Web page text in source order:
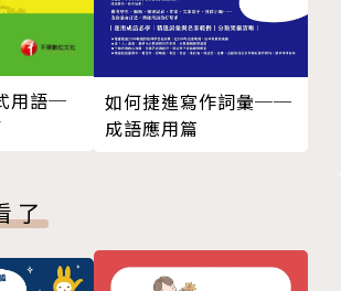
Dating 自由約會
認真交往
Up orProposing 分手或求婚
婚禮
事
別
教育
Management 金錢管理
用語─
如何捷進寫作詞彙──
成語應用篇
了